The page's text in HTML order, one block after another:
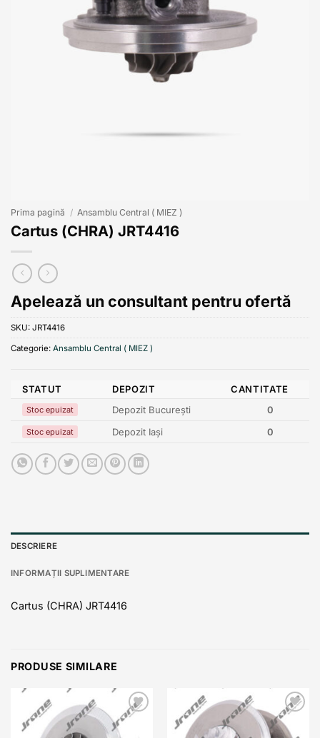
Prima pagină / Ansamblu Central ( MIEZ )
Cartus (CHRA) JRT4416
Apelează un consultant pentru ofertă
SKU: JRT4416
Categorie: Ansamblu Central ( MIEZ )
STATUT DEPOZIT CANTITATE
Stoc epuizat Depozit București 0
Stoc epuizat Depozit Iași 0
DESCRIERE
INFORMAȚII SUPLIMENTARE
Cartus (CHRA) JRT4416
PRODUSE SIMILARE
Add to
Add to
wishlist